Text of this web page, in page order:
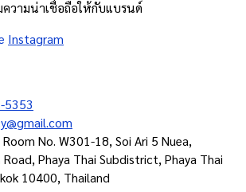
ความน่าเชื่อถือให้กับแบรนด์
Instagram
5353
No. W301-18, Soi Ari 5 Nuea,
Phaya Thai Subdistrict, Phaya Thai
10400, Thailand